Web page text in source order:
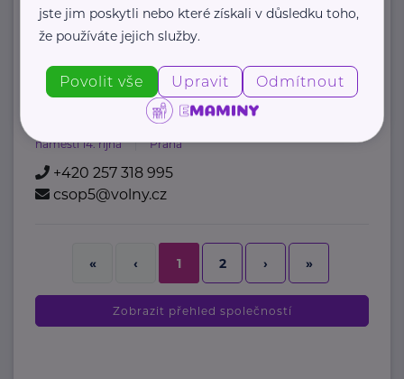
https://paliativnicentrum.cz/
office@paliativnicentrum.cz
Centrum sociální a ošetřovatelské pomoci
náměstí 14. října Praha
+420 257 318 995
csop5@volny.cz
« ‹ 1 2 › »
Zobrazit přehled společností
jste jim poskytli nebo které získali v důsledku toho,
že používáte jejich služby.
Povolit vše Upravit Odmítnout